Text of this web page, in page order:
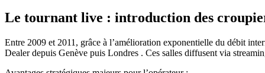
Le tournant live : introduction des
Entre 2009 et 2011, grâce à l’amélioration exponentielle du débit
Dealer depuis Genève puis Londres . Ces salles diffusent via